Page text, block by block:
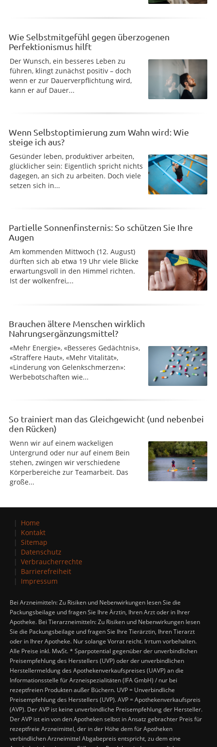
Wie Selbstmitgefühl gegen überzogenen
Perfektionismus hilft
Der Wunsch, ein besseres Leben zu
führen, klingt zunächst positiv – doch
wenn er zur Dauerverpflichtung wird,
kann er auf Dauer...
Wenn Selbstoptimierung zum Wahn wird: Wie
steige ich aus?
Gesünder leben, produktiver arbeiten,
glücklicher sein: Eigentlich spricht nichts
dagegen, an sich zu arbeiten. Doch viele
setzen sich in...
Partielle Sonnenfinsternis: So schützen Sie Ihre
Augen
Am kommenden Mittwoch (12. August)
dürften sich ab etwa 19 Uhr viele Blicke
erwartungsvoll in den Himmel richten.
Ist der wolkenfrei,...
Brauchen ältere Menschen wirklich
Nahrungsergänzungsmittel?
«Mehr Energie», «Besseres Gedächtnis»,
«Straffere Haut», «Mehr Vitalität»,
«Linderung von Gelenkschmerzen»:
Werbebotschaften wie...
So trainiert man das Gleichgewicht (und nebenbei
den Rücken)
Wenn wir auf einem wackeligen
Untergrund oder nur auf einem Bein
stehen, zwingen wir verschiedene
Körperbereiche zur Teamarbeit. Das
große...
Home
Kontakt
Sitemap
Datenschutz
Verbraucherrechte
Barrierefreiheit
Impressum
Bei Arzneimitteln: Zu Risiken und Nebenwirkungen lesen Sie die
Packungsbeilage und fragen Sie Ihre Ärztin, Ihren Arzt oder in Ihrer
Apotheke. Bei Tierarzneimitteln: Zu Risiken und Nebenwirkungen lesen
Sie die Packungsbeilage und fragen Sie Ihre Tierärztin, Ihren Tierarzt
oder in Ihrer Apotheke. Nur solange Vorrat reicht. Irrtum vorbehalten.
Alle Preise inkl. MwSt. * Sparpotential gegenüber der unverbindlichen
Preisempfehlung des Herstellers (UVP) oder der unverbindlichen
Herstellermeldung des Apothekenverkaufspreises (UAVP) an die
Informationsstelle für Arzneispezialitäten (IFA GmbH) / nur bei
rezeptfreien Produkten außer Büchern. UVP = Unverbindliche
Preisempfehlung des Herstellers (UVP). AVP = Apothekenverkaufspreis
(AVP). Der AVP ist keine unverbindliche Preisempfehlung der Hersteller.
Der AVP ist ein von den Apotheken selbst in Ansatz gebrachter Preis für
rezeptfreie Arzneimittel, der in der Höhe dem für Apotheken
verbindlichen Arzneimittel Abgabepreis entspricht, zu dem eine